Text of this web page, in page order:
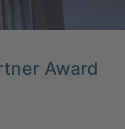
Award